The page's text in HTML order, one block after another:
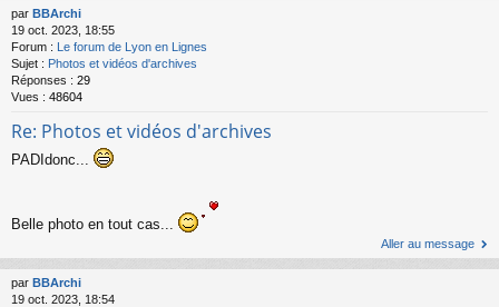
par BBArchi
19 oct. 2023, 18:55
Forum : Le forum de Lyon en Lignes
Sujet : Photos et vidéos d'archives
Réponses : 29
Vues : 48604
Re: Photos et vidéos d'archives
PADIdonc...
Belle photo en tout cas...
Aller au message
par BBArchi
19 oct. 2023, 18:54